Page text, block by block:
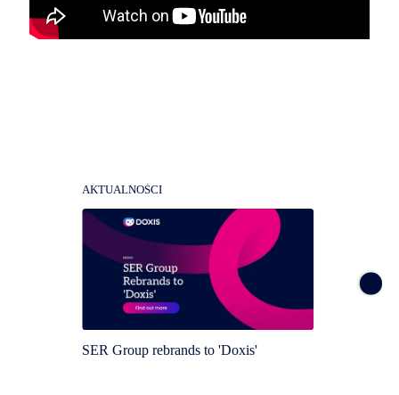
AKTUALNOŚCI
SER Group rebrands to 'Doxis'